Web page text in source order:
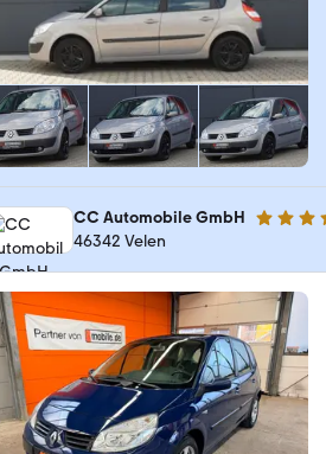
CC Automobile GmbH 5 Sterne
46342 Velen